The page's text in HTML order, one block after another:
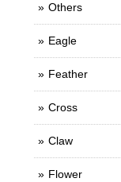
Others
Eagle
Feather
Cross
Claw
Flower